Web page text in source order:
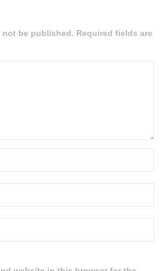
be published. Required fields are